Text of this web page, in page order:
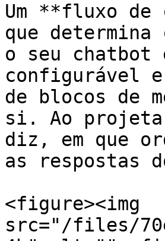
Um **fluxo de
que determina
o seu chatbot
configurável e
de blocos de
si. Ao
diz, em que
as respostas
<figure><img
src="/files/